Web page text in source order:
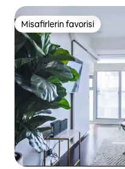
Misafirlerin favorisi
Misafirlerin favorisi